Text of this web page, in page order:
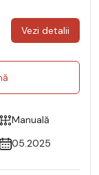
Vezi detalii
Manuală
05.2025